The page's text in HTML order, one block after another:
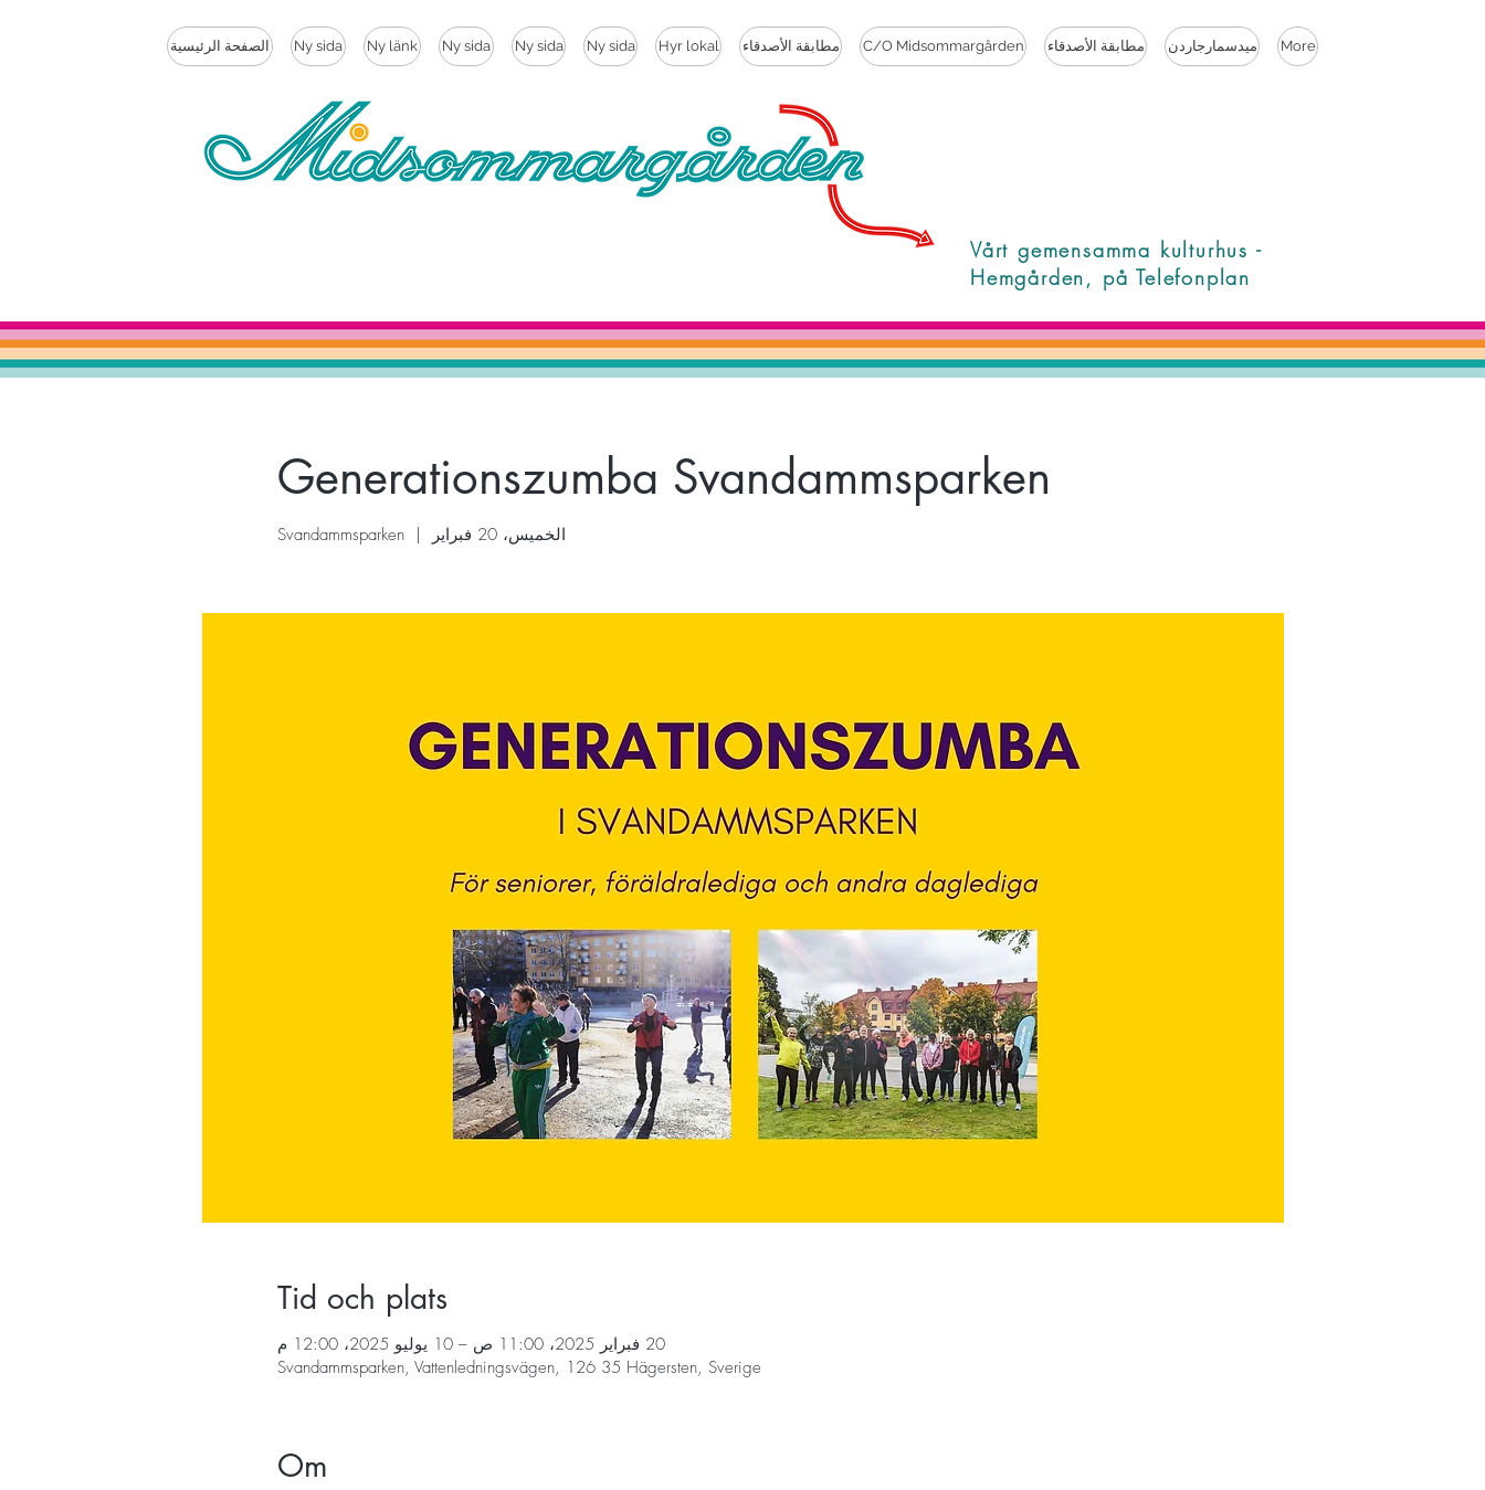
الصفحة الرئيسية Ny sida Ny länk Ny sida Ny sida Ny sida Hyr lokal مطابقة الأصدقاء C/O Midsommargården مطابقة الأصدقاء ميدسمارجاردن More
Vårt gemensamma kulturhus -
Hemgården, på Telefonplan
Generationszumba Svandammsparken
الخميس، 20 فبراير
  |
Svandammsparken
Tid och plats
20 فبراير 2025، 11:00 ص – 10 يوليو 2025، 12:00 م
Svandammsparken, Vattenledningsvägen, 126 35 Hägersten, Sverige
Om